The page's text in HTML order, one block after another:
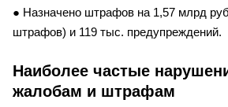
● Назначено штрафов на 1,57 млрд
штрафов) и 119 тыс. предупреждений.
Наиболее частые
жалобам и штрафам